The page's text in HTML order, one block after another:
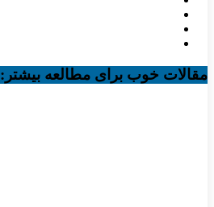
مقالات خوب برای مطالعه بیشتر: